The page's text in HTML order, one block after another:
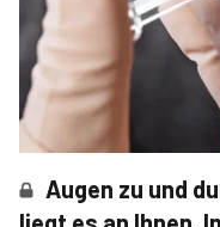
Augen zu und